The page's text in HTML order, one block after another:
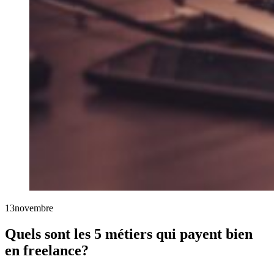
13novembre
Quels sont les 5 métiers qui payent bien
en freelance?